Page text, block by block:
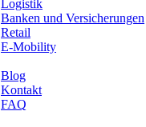
Logistik
Banken und Versicherungen
Retail
E-Mobility
Blog
Kontakt
FAQ